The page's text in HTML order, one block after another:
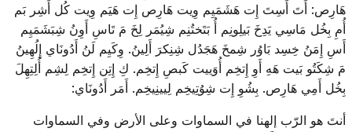
هَارِص: أَتَ أَسِتَ إِت هَشَمَيِم وِيت هَارِص إِت هَيَم وِيت كُل أَشِر بَم
أُمِ بِخُل مَاسِي يَدِخَ بَيلِونِم أُ بَتَختُنِم شِيُمَر لِخَ مَ تَاسِ أَوِنُ شِبَشَمَيِم
أَسِ إِمَنُ خِسِد بَاوُر شِمخَ هَجَدُل شِنِكرَ أَلِينُ. وِكَيِم لَنُ أَدُونَاي إِلُهِينُ
مَ شِكَتُو بَيت هَهِ أَوِ إِتخِم أُوَييت كَبصِ إِتخِم. كِ إِتِن إِتخِم لِشِم أُلِتِهِلَ
بِخُل أَمِي هَارِص. بِشُوِ إِت شِوُتِيخِم لِيينِيخِم. أَمَر أَدُونَاي:
أنتَ هو الرّب إلهنا في السماوات وعلى الأرض وفي السماوات